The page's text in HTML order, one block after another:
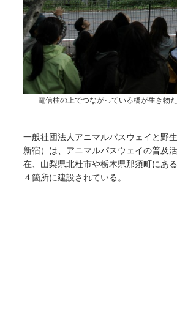
電信柱の上でつながっている橋が生き物
一般社団法人アニマルパスウェイと野
新宿）は、アニマルパスウェイの普及
在、山梨県北杜市や栃木県那須町にあ
４箇所に建設されている。